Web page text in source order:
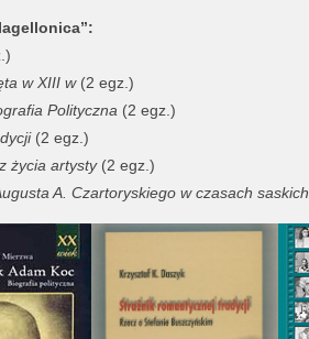
w XIII w(2 egz.)
Polityczna (2 egz.)
(2 egz.)
życia artysty(2 egz.)
A. Czartoryskiego w czasach saskich